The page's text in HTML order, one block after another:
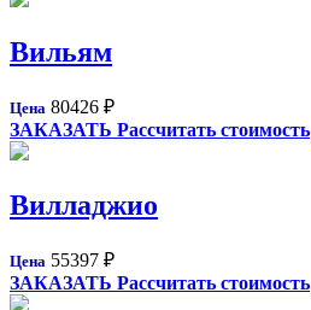
Вильям
Цена 80426 ₽
ЗАКАЗАТЬ Рассчитать стоимость
Вилладжио
Цена 55397 ₽
ЗАКАЗАТЬ Рассчитать стоимость